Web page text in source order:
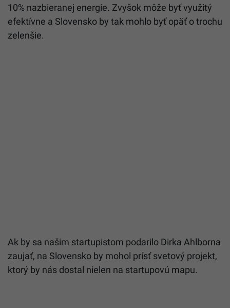
10% nazbieranej energie. Zvyšok môže byť využitý
efektívne a Slovensko by tak mohlo byť opäť o trochu
zelenšie.
Ak by sa našim startupistom podarilo Dirka Ahlborna
zaujať, na Slovensko by mohol prísť svetový projekt,
ktorý by nás dostal nielen na startupovú mapu.